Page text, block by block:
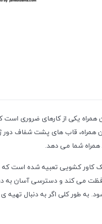
همراه یکی از کارهای ضروری
همراه، قاب های پشت شفاف
شما می دهد.
کاور کشویی تعبیه شده است
می کند و دسترسی آسان به
به طور کلی اگر به دنبال